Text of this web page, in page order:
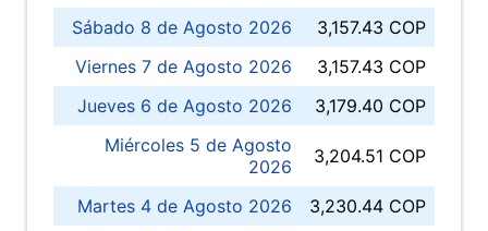
Sábado 8 de Agosto 2026
3,157.43 COP
Viernes 7 de Agosto 2026
3,157.43 COP
Jueves 6 de Agosto 2026
3,179.40 COP
Miércoles 5 de Agosto
2026
3,204.51 COP
Martes 4 de Agosto 2026
3,230.44 COP